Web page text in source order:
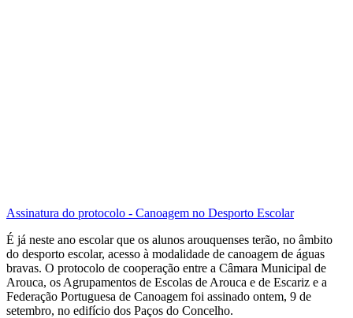
Assinatura do protocolo - Canoagem no Desporto Escolar
É já neste ano escolar que os alunos arouquenses terão, no âmbito
do desporto escolar, acesso à modalidade de canoagem de águas
bravas. O protocolo de cooperação entre a Câmara Municipal de
Arouca, os Agrupamentos de Escolas de Arouca e de Escariz e a
Federação Portuguesa de Canoagem foi assinado ontem, 9 de
setembro, no edifício dos Paços do Concelho.